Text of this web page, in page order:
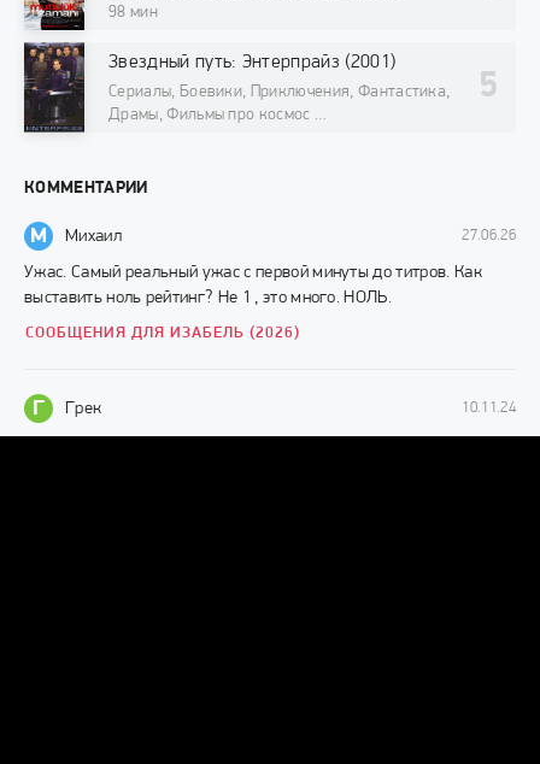
98 мин
Звездный путь: Энтерпрайз (2001)
Сериалы, Боевики, Приключения, Фантастика,
Драмы, Фильмы про космос
КОММЕНТАРИИ
М Михаил 27.06.26
Ужас. Самый реальный ужас с первой минуты до титров. Как
выставить ноль рейтинг? Не 1 , это много. НОЛЬ.
СООБЩЕНИЯ ДЛЯ ИЗАБЕЛЬ (2026)
Г Грек 10.11.24